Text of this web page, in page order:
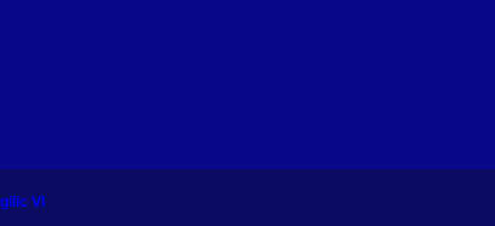
VI